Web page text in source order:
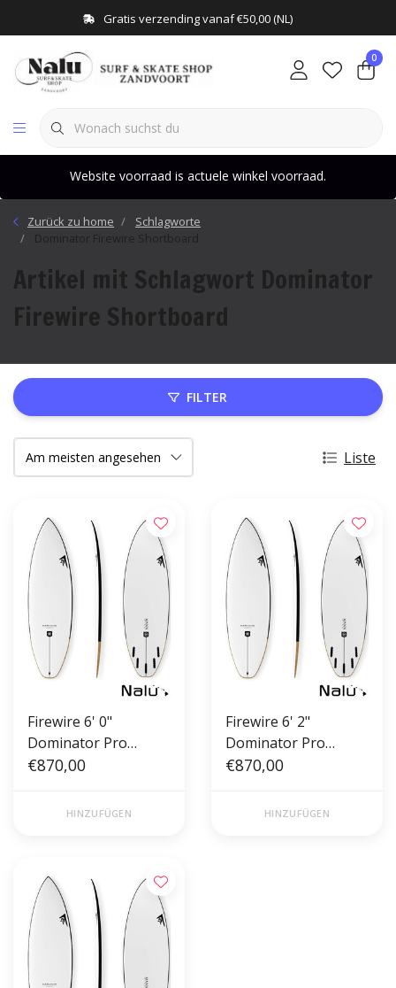
Gratis verzending vanaf €50,00 (NL)
0
Website voorraad is actuele winkel voorraad.
Zurück zu home
Schlagworte
Dominator Firewire Shortboard
Artikel mit Schlagwort Dominator
Firewire Shortboard
FILTER
Liste
Firewire 6' 0"
Dominator Pro
Squash
€870,00
HINZUFÜGEN
Firewire 6' 2"
Dominator Pro
Squash
€870,00
HINZUFÜGEN